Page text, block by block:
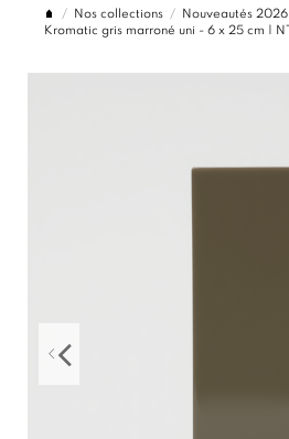
Nos collections Nouveautés 2026
Kromatic gris marroné uni - 6 x 25 cm |